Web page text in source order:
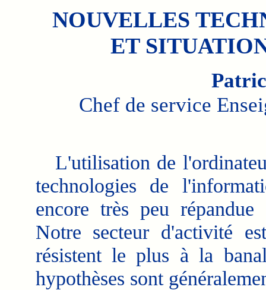
NOUVELLES
ET
Chef de service
L'utilisation de
technologies de
encore très peu
Notre secteur d'activité
résistent le plus à la
hypothèses sont